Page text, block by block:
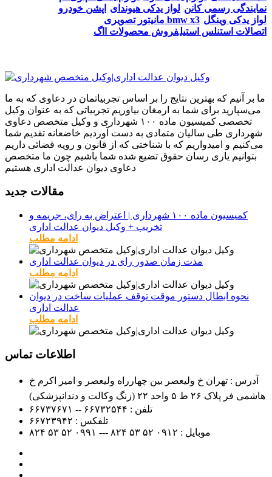
نمایندگی رسمی کانن لواز یدکی هیوندای
اپشن خودرو
مانیتور تصویری bmw x3 لواز یدکی وینگل
اتصالات استنلس استیلفروش محصولات ااگ
ما بر آنیم که بهترین نتایج را بر اساس تجربیاتمان در دعاوی که به ما
می‌سپارید برای شما به ارمغان بیاوریم تجربیاتی که به عنوان وکیل
تخصصی کمیسیون ماده ۱۰۰ شهرداری و وکیل متخصص دعاوی
شهرداری طی سالیان متمادی به دست آوردیم خاضعانه تقدیم شما
می‌کنیم و امیدواریم که با شناختی که از قانون و رویه قضائی داریم
بتوانیم یاری رسان حقوق تضیع شده شما باشیم چون ما متخصص
دعاوی دیوان عدالت اداری هستیم
مقالات جدید
کمیسیون ماده ۱۰۰ شهرداری | اعتراض به رای، جریمه و
تخریب + وکیل دیوان عدالت اداری
ادامه مطلب
مدت زمان صدور رای در دیوان عدالت اداری
ادامه مطلب
نحوه ابطال دستور موقت توقف عملیات ساخت در دیوان
عدالت اداری
ادامه مطلب
اطلاعات تماس
آدرس : تهران خ ولیعصر بین چهارراه ولیعصر و امیر اکرم خ
هاشمی فر پلاک ۲۶ ط ۵ واحد ۲۲ (زنگ وکالت و دندانپزشکی)
تلفن : ۶۶۷۳۲۵۴۴ -- ۶۶۷۳۷۶۷۱
تلفکس : ۶۶۷۲۳۹۴۲
موبایل : ۰۹۱۲ ۵۲ ۵۳ ۸۲۴ --- ۰۹۹۱ ۵۲ ۵۳ ۸۲۴